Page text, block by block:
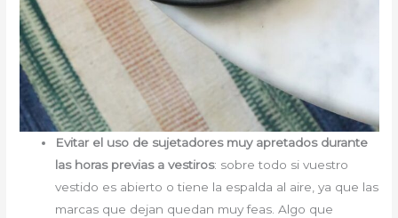
Evitar el uso de sujetadores muy apretados durante
las horas previas a vestiros: sobre todo si vuestro
vestido es abierto o tiene la espalda al aire, ya que las
marcas que dejan quedan muy feas. Algo que